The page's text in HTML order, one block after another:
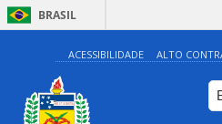
BRASIL
ACESSIBILIDADE ALTO